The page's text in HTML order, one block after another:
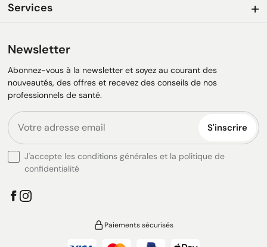
Services
Newsletter
Abonnez-vous à la newsletter et soyez au courant des
nouveautés, des offres et recevez des conseils de nos
professionnels de santé.
S'inscrire
J'accepte les conditions générales et la politique de
confidentialité
Paiements sécurisés